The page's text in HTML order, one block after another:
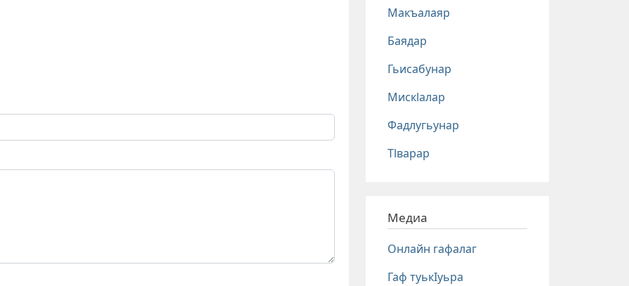
Макъалаяр
Баядар
Гьисабунар
Мискlалар
Фадлугьунар
Тlварар
Медиа
Онлайн гафалаг
Гаф туькIуьра